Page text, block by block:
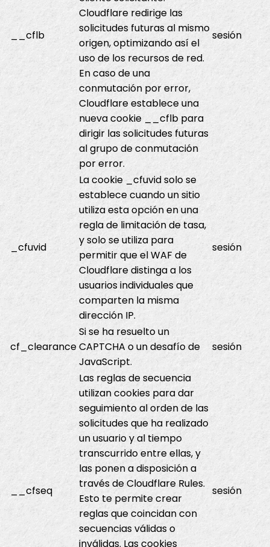
__cflb
Cloudflare redirige las
solicitudes futuras al mismo
origen, optimizando así el
uso de los recursos de red.
En caso de una
conmutación por error,
Cloudflare establece una
nueva cookie __cflb para
dirigir las solicitudes futuras
al grupo de conmutación
por error.
sesión
_cfuvid
La cookie _cfuvid solo se
establece cuando un sitio
utiliza esta opción en una
regla de limitación de tasa,
y solo se utiliza para
permitir que el WAF de
Cloudflare distinga a los
usuarios individuales que
comparten la misma
dirección IP.
sesión
cf_clearance
Si se ha resuelto un
CAPTCHA o un desafío de
JavaScript.
sesión
__cfseq
Las reglas de secuencia
utilizan cookies para dar
seguimiento al orden de las
solicitudes que ha realizado
un usuario y al tiempo
transcurrido entre ellas, y
las ponen a disposición a
través de Cloudflare Rules.
Esto te permite crear
reglas que coincidan con
secuencias válidas o
inválidas. Las cookies
sesión